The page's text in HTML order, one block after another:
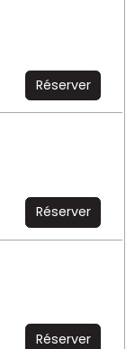
Réserver
Réserver
Réserver